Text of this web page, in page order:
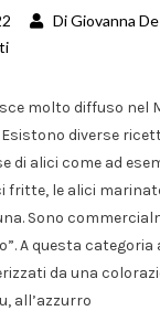
DiGiovanna
molto diffuso nel
diverse
di alici come ad
fritte, le alici
Sono
A questa
da una
all’azzurro